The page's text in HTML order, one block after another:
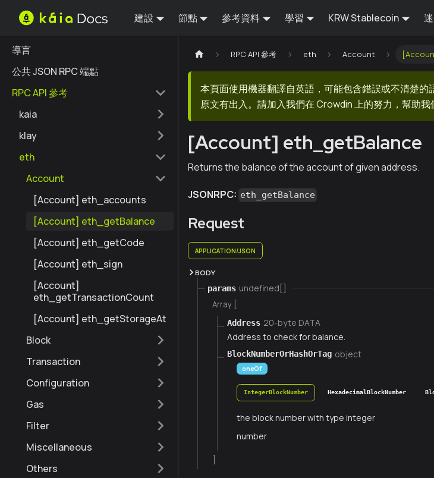
建設 節點 參考資料 學習 KRW Stablecoin
導言
公共 JSON RPC 端點
RPC API 參考
kaia
klay
eth
Account
[Account] eth_accounts
[Account] eth_getBalance
[Account] eth_getCode
[Account] eth_sign
[Account]
eth_getTransactionCount
[Account] eth_getStorageAt
Block
Transaction
Configuration
Gas
Filter
Miscellaneous
Others
RPC API 參考 eth Account
本頁面使用機器翻譯自英語，可能包含錯誤或不清楚
原文有出入。請加入我們在 Crowdin 上的努力，幫助我
[Account] eth_getBalance
Returns the balance of the account of given address.
JSONRPC: eth_getBalance
Request
APPLICATION/JSON
BODY
params undefined[]
Array [
Address 20-byte DATA
Address to check for balance.
BlockNumberOrHashOrTag object
oneOf
IntegerBlockNumber HexadecimalBlockNumber
the block number with type integer
number